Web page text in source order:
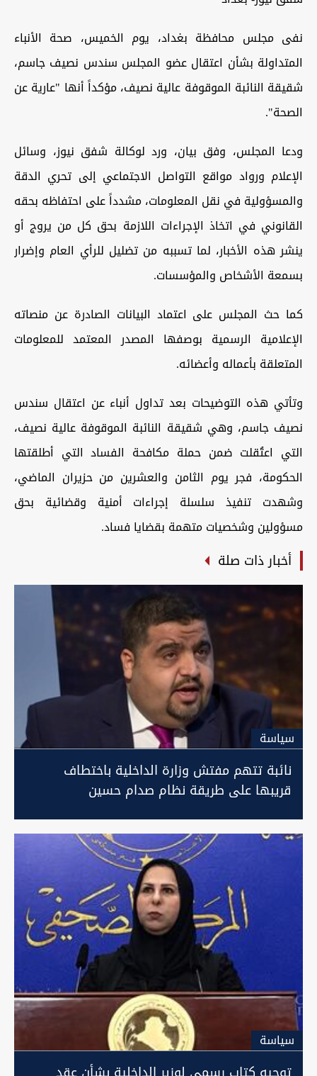
نفى مجلس محافظة بغداد، يوم الخميس، صحة الأنباء
المتداولة بشأن اعتقال عضو المجلس سندس نصيف جاسم،
شقيقة النائبة الموقوفة عالية نصيف، مؤكداً أنها "عارية عن
الصحة".
ودعا المجلس، وفق بيان، ورد لوكالة شفق نيوز، وسائل
الإعلام ورواد مواقع التواصل الاجتماعي إلى تحري الدقة
والمسؤولية في نقل المعلومات، مشدداً على احتفاظه بحقه
القانوني في اتخاذ الإجراءات اللازمة بحق كل من يروج أو
ينشر هذه الأخبار، لما تسببه من تضليل للرأي العام وإضرار
بسمعة الأشخاص والمؤسسات.
كما حث المجلس على اعتماد البيانات الصادرة عن منصاته
الإعلامية الرسمية بوصفها المصدر المعتمد للمعلومات
المتعلقة بأعماله وأعضائه.
وتأتي هذه التوضيحات بعد تداول أنباء عن اعتقال سندس
نصيف جاسم، وهي شقيقة النائبة الموقوفة عالية نصيف،
التي اعتُقلت ضمن حملة مكافحة الفساد التي أطلقتها
الحكومة، فجر يوم الثامن والعشرين من حزيران الماضي،
وشهدت تنفيذ سلسلة إجراءات أمنية وقضائية بحق
مسؤولين وشخصيات متهمة بقضايا فساد.
أخبار ذات صلة
سیاسة
نائبة تتهم مفتش وزارة الداخلية باختطاف
قريبها على طريقة نظام صدام حسين
سیاسة